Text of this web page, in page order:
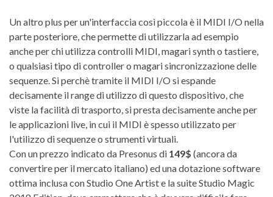
Un altro plus per un'interfaccia così piccola è il MIDI I/O nella
parte posteriore, che permette di utilizzarla ad esempio
anche per chi utilizza controlli MIDI, magari synth o tastiere,
o qualsiasi tipo di controller o magari sincronizzazione delle
sequenze. Si perchè tramite il MIDI I/O si espande
decisamente il range di utilizzo di questo dispositivo, che
viste la facilità di trasporto, si presta decisamente anche per
le applicazioni live, in cui il MIDI è spesso utilizzato per
l'utilizzo di sequenze o strumenti virtuali.
Con un prezzo indicato da Presonus di 149$ (ancora da
convertire per il mercato italiano) ed una dotazione software
ottima inclusa con Studio One Artist e la suite Studio Magic